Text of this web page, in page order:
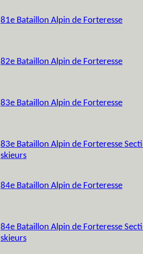
81e Bataillon Alpin de Forteresse
82e Bataillon Alpin de Forteresse
83e Bataillon Alpin de Forteresse
83e Bataillon Alpin de Forteresse
skieurs
84e Bataillon Alpin de Forteresse
84e Bataillon Alpin de Forteresse
skieurs